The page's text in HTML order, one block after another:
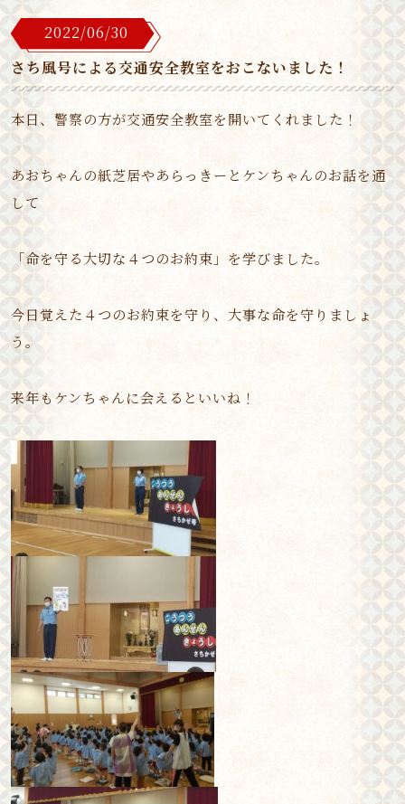
2022/06/30
さち風号による交通安全教室をおこないました！
本日、警察の方が交通安全教室を開いてくれました！
あおちゃんの紙芝居やあらっきーとケンちゃんのお話を通
して
「命を守る大切な４つのお約束」を学びました。
今日覚えた４つのお約束を守り、大事な命を守りましょ
う。
来年もケンちゃんに会えるといいね！